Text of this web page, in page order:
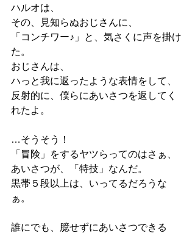
ハルオは、
その、見知らぬおじさんに、
「コンチワー♪」と、気さくに声を掛け
た。
おじさんは、
ハっと我に返ったような表情をして、
反射的に、僕らにあいさつを返してく
れたよ。
…そうそう！
「冒険」をするヤツらってのはさぁ、
あいさつが、「特技」なんだ。
黒帯５段以上は、いってるだろうな
ぁ。
誰にでも、臆せずにあいさつできる